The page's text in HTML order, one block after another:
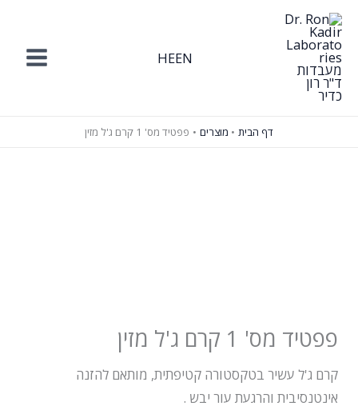
דילוג
לתוכן
EN
HE
דף הבית מוצרים פפטיד מס' 1 קרם ג'ל מזין
פפטיד מס' 1 קרם ג'ל מזין
קרם ג'ל עשיר בטקסטורה קטיפתית, מותאם להזנה
אינטנסיבית והרגעת עור יבש .